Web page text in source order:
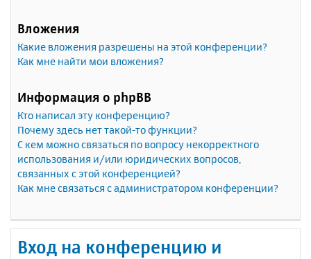
Вложения
Какие вложения разрешены на этой конференции?
Как мне найти мои вложения?
Информация о phpBB
Кто написал эту конференцию?
Почему здесь нет такой-то функции?
С кем можно связаться по вопросу некорректного
использования и/или юридических вопросов,
связанных с этой конференцией?
Как мне связаться с администратором конференции?
Вход на конференцию и